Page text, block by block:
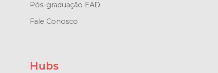
Pós-graduação EAD
Fale Conosco
Hubs